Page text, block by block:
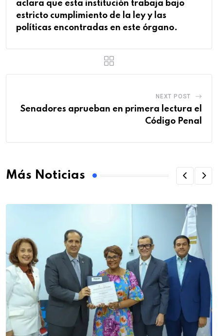
aclara que esta institución trabaja bajo
estricto cumplimiento de la ley y las
políticas encontradas en este órgano.
NEXT POST
Senadores aprueban en primera lectura el
Código Penal
Más Noticias